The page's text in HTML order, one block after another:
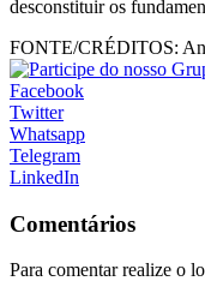
desconstituir os
FONTE/CRÉDITOS:
Facebook
Twitter
Whatsapp
Telegram
LinkedIn
Comentários
Para comentar realize o